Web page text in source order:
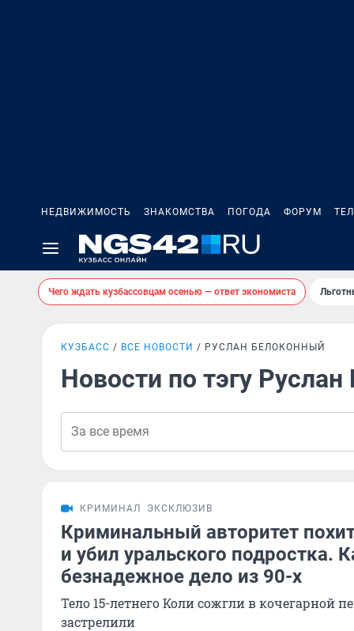
НЕДВИЖИМОСТЬ ЗНАКОМСТВА ПОГОДА ФОРУМ
Чего ждать кузбассовцам осенью — ответ экономиста
КУЗБАСС ВСЕ НОВОСТИ РУСЛАН БЕЛОКОННЫЙ
Новости по тэгу
КРИМИНАЛ ЭКСКЛЮЗИВ
Криминальный авторитет
и убил уральского подростка.
безнадежное дело из 90-х
Тело 15-летнего Коли сожгли в кочегарной
застрелили